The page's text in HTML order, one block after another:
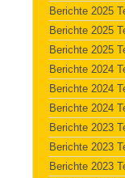
Berichte 2025
Berichte 2025
Berichte 2025
Berichte 2024
Berichte 2024
Berichte 2024
Berichte 2023
Berichte 2023
Berichte 2023